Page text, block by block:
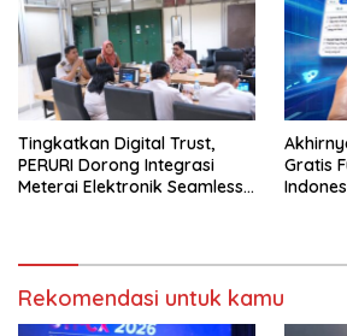
Tingkatkan Digital Trust,
PERURI Dorong Integrasi
Meterai Elektronik Seamless
Gratis
Rekomendasi untuk kamu